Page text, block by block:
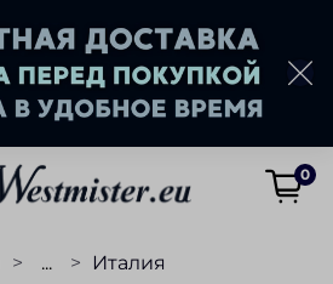
0
... Италия